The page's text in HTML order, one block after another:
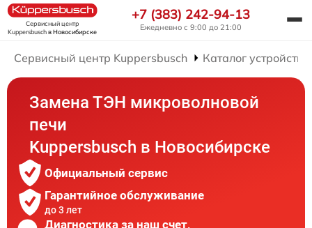
Сервисный центр
Kuppersbuschв Новосибирске
+7 (383) 242-94-13
Ежедневно с 9:00 до 21:00
Сервисный центр Kuppersbusch Каталог устройств
Замена ТЭН микроволновой
печи
Kuppersbusch в Новосибирске
Официальный сервис
Гарантийное обслуживание
до 3 лет
Диагностика за наш счет,